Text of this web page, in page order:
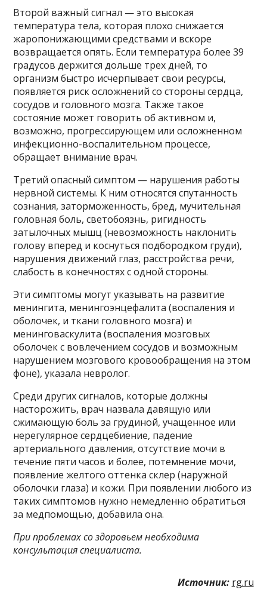
Второй важный сигнал — это высокая
температура тела, которая плохо снижается
жаропонижающими средствами и вскоре
возвращается опять. Если температура более 39
градусов держится дольше трех дней, то
организм быстро исчерпывает свои ресурсы,
появляется риск осложнений со стороны сердца,
сосудов и головного мозга. Также такое
состояние может говорить об активном и,
возможно, прогрессирующем или осложненном
инфекционно-воспалительном процессе,
обращает внимание врач.
Третий опасный симптом — нарушения работы
нервной системы. К ним относятся спутанность
сознания, заторможенность, бред, мучительная
головная боль, светобоязнь, ригидность
затылочных мышц (невозможность наклонить
голову вперед и коснуться подбородком груди),
нарушения движений глаз, расстройства речи,
слабость в конечностях с одной стороны.
Эти симптомы могут указывать на развитие
менингита, менингоэнцефалита (воспаления и
оболочек, и ткани головного мозга) и
менинговаскулита (воспаления мозговых
оболочек с вовлечением сосудов и возможным
нарушением мозгового кровообращения на этом
фоне), указала невролог.
Среди других сигналов, которые должны
насторожить, врач назвала давящую или
сжимающую боль за грудиной, учащенное или
нерегулярное сердцебиение, падение
артериального давления, отсутствие мочи в
течение пяти часов и более, потемнение мочи,
появление желтого оттенка склер (наружной
оболочки глаза) и кожи. При появлении любого из
таких симптомов нужно немедленно обратиться
за медпомощью, добавила она.
При проблемах со здоровьем необходима
консультация специалиста.
Источник: rg.ru